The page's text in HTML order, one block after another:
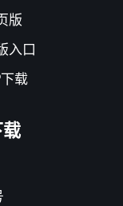
版
入口
载